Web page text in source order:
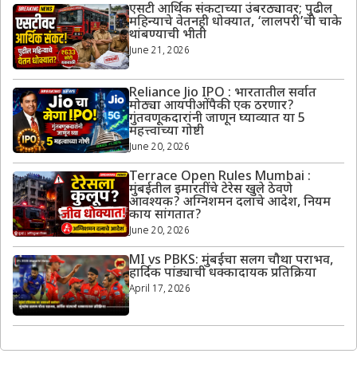
एसटी आर्थिक संकटाच्या उंबरठ्यावर; पुढील
महिन्याचे वेतनही धोक्यात, ‘लालपरी’ची चाके
थांबण्याची भीती
June 21, 2026
Reliance Jio IPO : भारतातील सर्वात
मोठ्या आयपीओंपैकी एक ठरणार?
गुंतवणूकदारांनी जाणून घ्याव्यात या 5
महत्त्वाच्या गोष्टी
June 20, 2026
Terrace Open Rules Mumbai :
मुंबईतील इमारतींचे टेरेस खुले ठेवणे
आवश्यक? अग्निशमन दलाचे आदेश, नियम
काय सांगतात?
June 20, 2026
MI vs PBKS: मुंबईचा सलग चौथा पराभव,
हार्दिक पांड्याची धक्कादायक प्रतिक्रिया
April 17, 2026